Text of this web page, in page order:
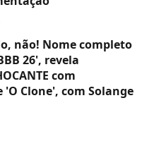
não! Nome completo
26', revela
com
'O Clone', com Solange